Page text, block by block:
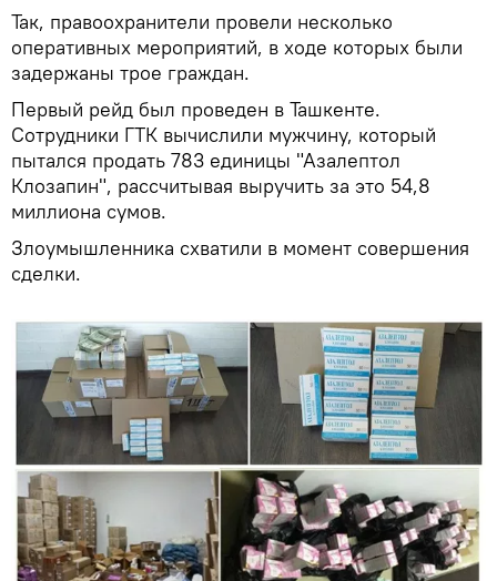
Так, правоохранители провели несколько
оперативных мероприятий, в ходе которых были
задержаны трое граждан.
Первый рейд был проведен в Ташкенте.
Сотрудники ГТК вычислили мужчину, который
пытался продать 783 единицы "Азалептол
Клозапин", рассчитывая выручить за это 54,8
миллиона сумов.
Злоумышленника схватили в момент совершения
сделки.